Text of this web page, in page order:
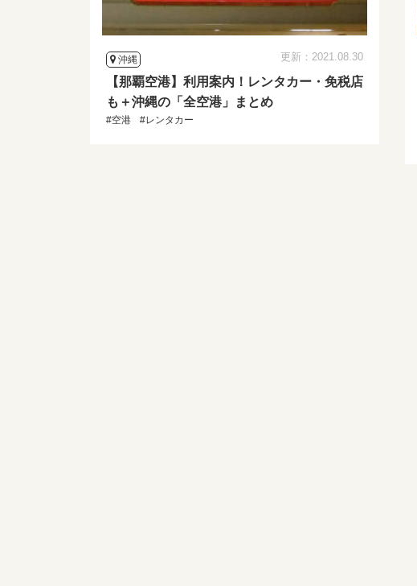
沖縄 更新：2021.08.30
【那覇空港】利用案内！レンタカー・免税店
も＋沖縄の「全空港」まとめ
#空港 #レンタカー